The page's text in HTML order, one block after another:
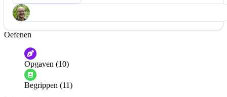
Help ons de video te verbeteren
De audio is slecht
Informatie is onjuist
De docent is te langdradig
Oefenen
Opgaven (10)
Begrippen (11)